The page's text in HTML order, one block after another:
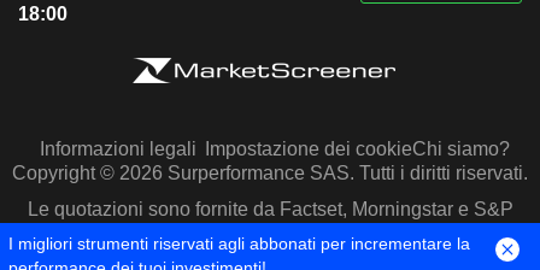
18:00
Informazioni legali Impostazione dei cookieChi siamo?
Copyright © 2026 Surperformance SAS. Tutti i diritti riservati.
Le quotazioni sono fornite da Factset, Morningstar e S&P
Capital IQ
I migliori strumenti riservati agli abbonati per incrementare la